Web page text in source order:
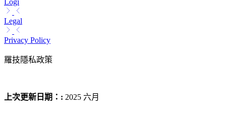
Legal
Privacy Policy
羅技隱私政策
上次更新日期： : 2025 六月